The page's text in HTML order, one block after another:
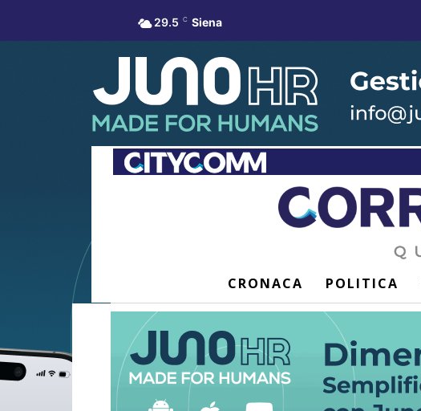
29.5 C Siena
CRONACA POLITICA